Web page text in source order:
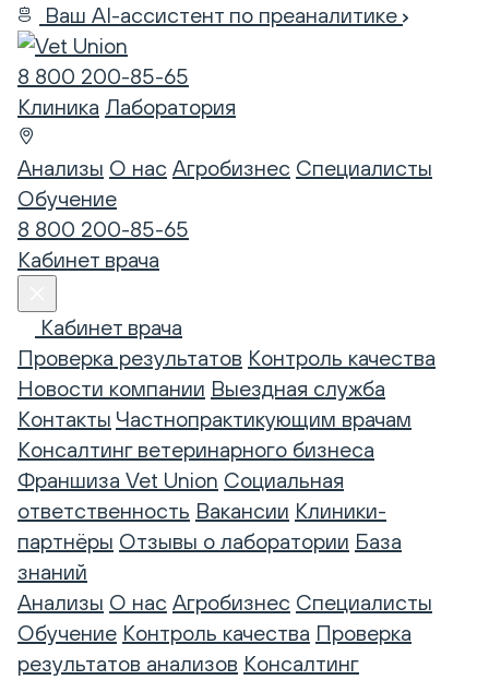
Ваш AI-ассистент по преаналитике
8 800 200-85-65
Клиника Лаборатория
Анализы О нас Агробизнес Специалисты
Обучение
8 800 200-85-65
Кабинет врача
Кабинет врача
Проверка результатов Контроль качества
Новости компании Выездная служба
Контакты Частнопрактикующим врачам
Консалтинг ветеринарного бизнеса
Франшиза Vet Union Социальная
ответственность Вакансии Клиники-
партнёры Отзывы о лаборатории База
знаний
Анализы О нас Агробизнес Специалисты
Обучение Контроль качества Проверка
результатов анализов Консалтинг